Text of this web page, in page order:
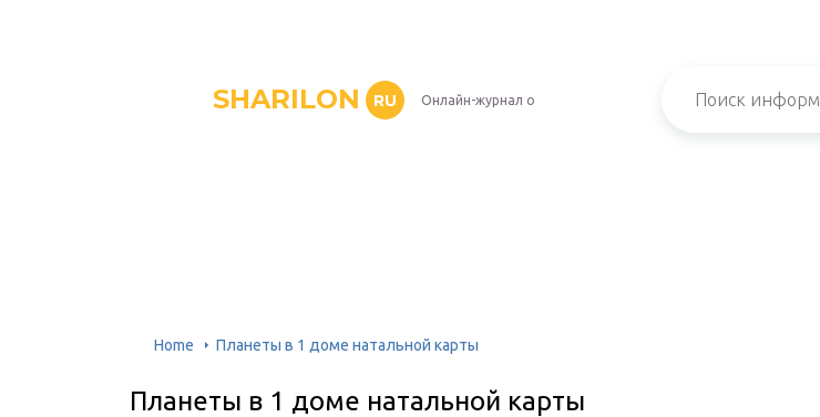
SHARILON RU Онлайн-журнал о
Home Планеты в 1 доме натальной карты
Планеты в 1 доме натальной карты